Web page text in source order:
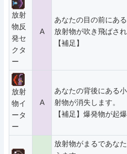
放射
物反
発セ
クタ
ー
A
あなたの目の前にあ
放射物が吹き飛ばされ
【補足】
放射
物イ
ータ
ー
A
あなたの背後にある
射物が消失します。
【補足】爆発物が起
放射物がまるであな